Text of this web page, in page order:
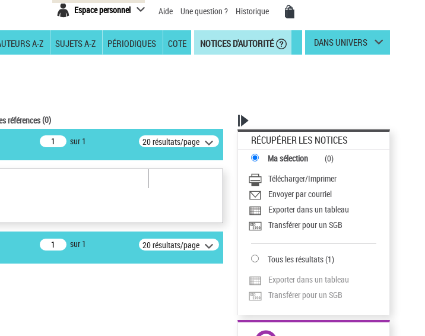
Espace personnel Aide Une question ? Historique
A-Z SUJETS A-Z PÉRIODIQUES COTE NOTICES D'AUTORITÉ DANS UNIVERS
références(0)
sur 1 20 résultats/page
sur 1 20 résultats/page
RÉCUPÉRER LES NOTICES
Ma sélection (0)
Télécharger/Imprimer
Envoyer par courriel
Exporter dans un tableau
Transférer pour un SGB
Tous les résultats(1)
Exporter dans un tableau
Transférer pour un SGB